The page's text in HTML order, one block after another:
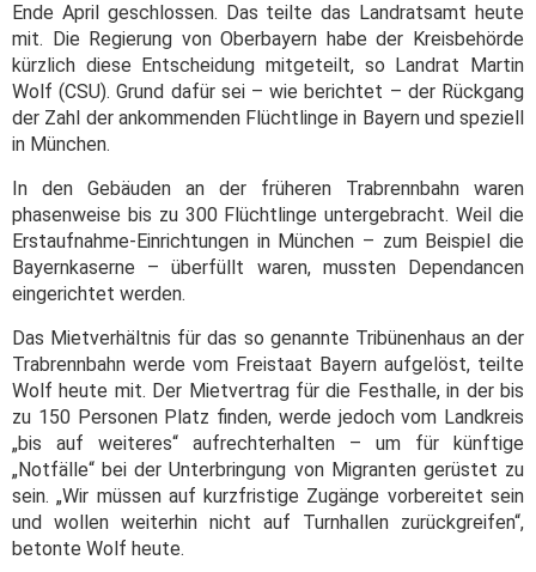
Ende April geschlossen. Das teilte das Landratsamt heute
mit. Die Regierung von Oberbayern habe der Kreisbehörde
kürzlich diese Entscheidung mitgeteilt, so Landrat Martin
Wolf (CSU). Grund dafür sei – wie berichtet – der Rückgang
der Zahl der ankommenden Flüchtlinge in Bayern und speziell
in München.
In den Gebäuden an der früheren Trabrennbahn waren
phasenweise bis zu 300 Flüchtlinge untergebracht. Weil die
Erstaufnahme-Einrichtungen in München – zum Beispiel die
Bayernkaserne – überfüllt waren, mussten Dependancen
eingerichtet werden.
Das Mietverhältnis für das so genannte Tribünenhaus an der
Trabrennbahn werde vom Freistaat Bayern aufgelöst, teilte
Wolf heute mit. Der Mietvertrag für die Festhalle, in der bis
zu 150 Personen Platz finden, werde jedoch vom Landkreis
„bis auf weiteres“ aufrechterhalten – um für künftige
„Notfälle“ bei der Unterbringung von Migranten gerüstet zu
sein. „Wir müssen auf kurzfristige Zugänge vorbereitet sein
und wollen weiterhin nicht auf Turnhallen zurückgreifen“,
betonte Wolf heute.